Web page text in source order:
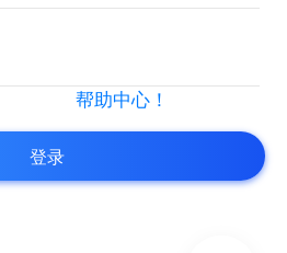
帮助中心！
登录